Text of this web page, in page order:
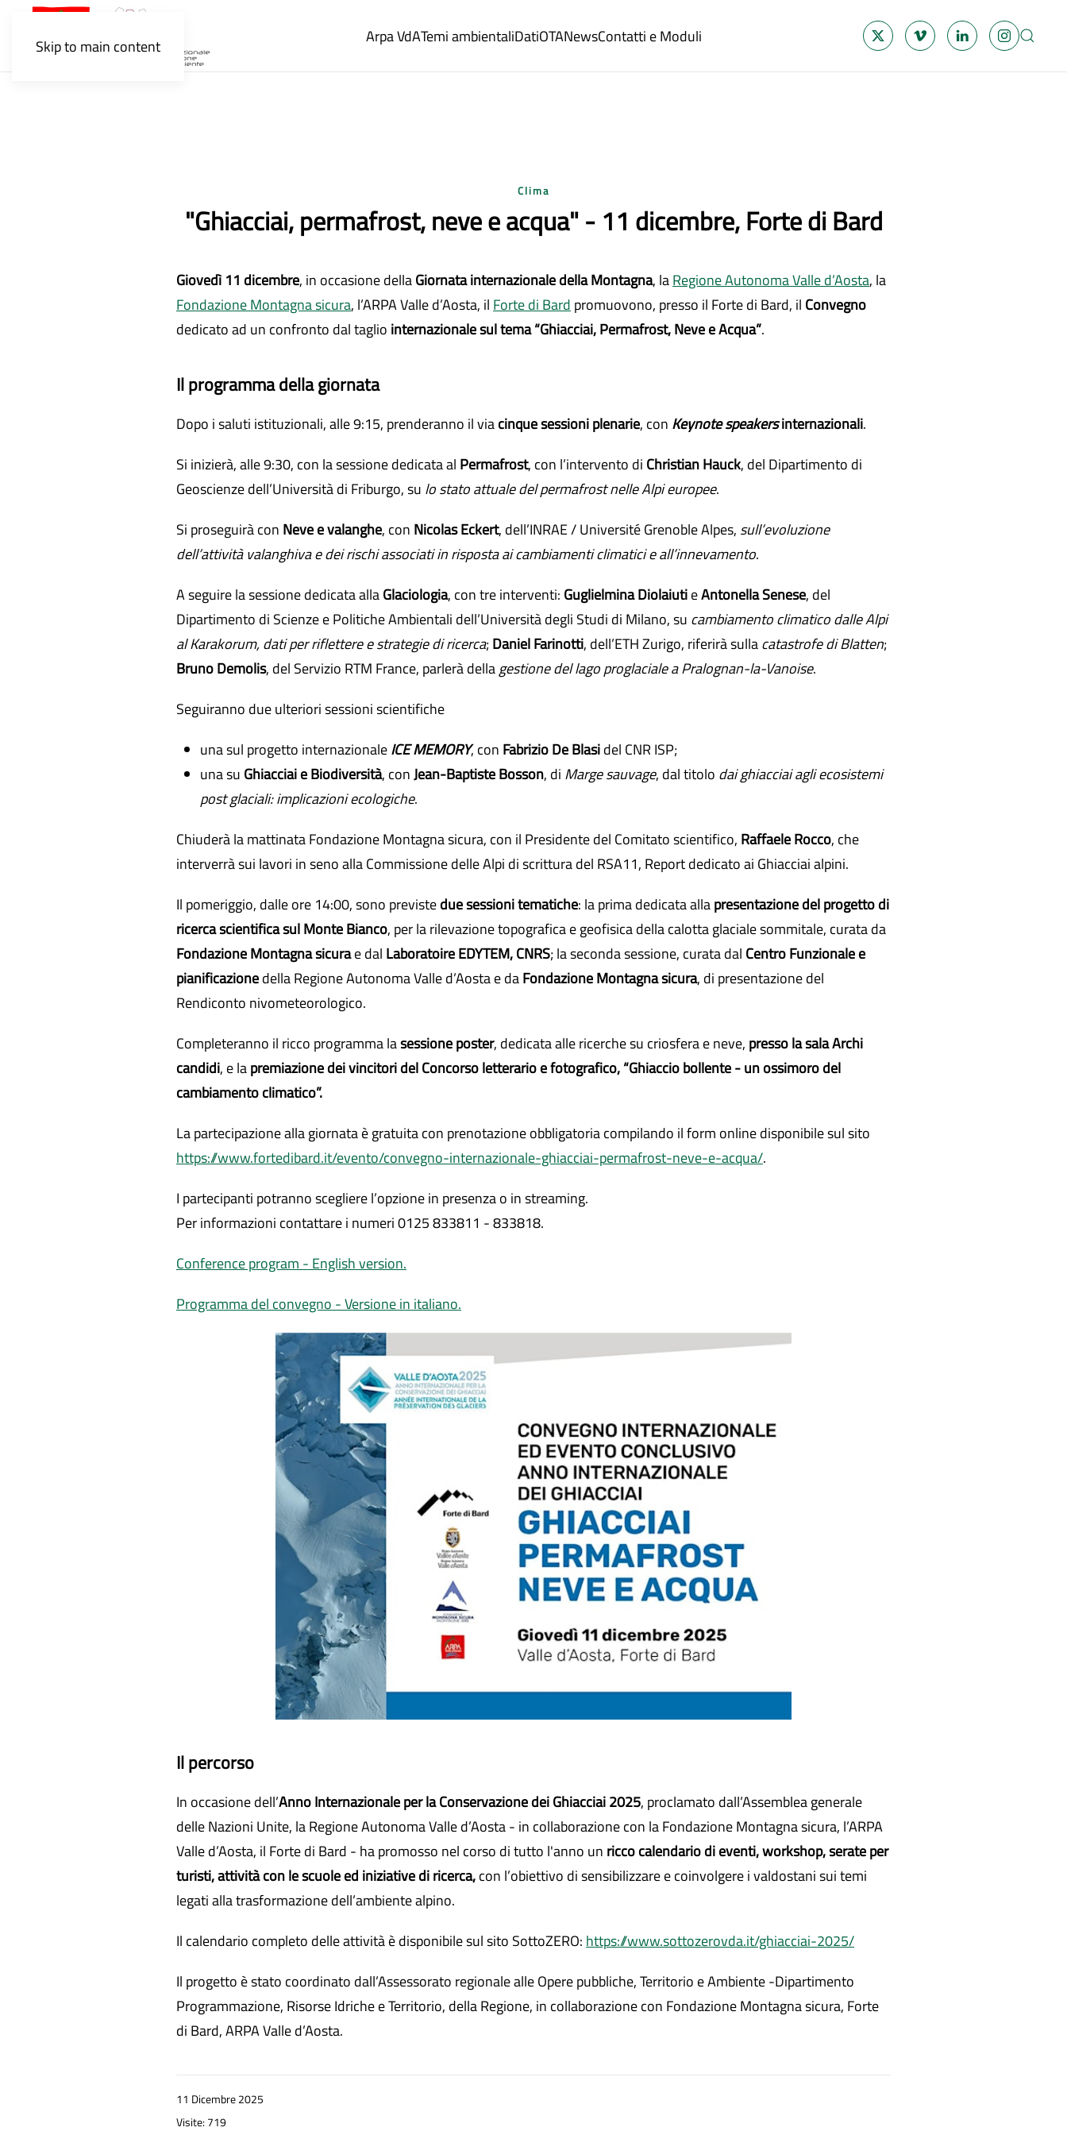
Skip to main content Arpa VdATemi ambientaliDatiOTANewsContatti e Moduli
Clima
"Ghiacciai, permafrost, neve e acqua" - 11 dicembre, Forte di Bard
Giovedì 11 dicembre, in occasione dellaGiornata internazionale della Montagna, laRegione Autonoma Valle d’Aosta, la
Fondazione Montagna sicura, l’ARPA Valle d’Aosta, il Forte di Bard promuovono, presso il Forte di Bard, il Convegno
dedicato ad un confronto dal taglio internazionale sul tema “Ghiacciai, Permafrost, Neve e Acqua”.
Il programma della giornata
Dopo i saluti istituzionali, alle 9:15, prenderanno il viacinque sessioni plenarie, con Keynote speakersinternazionali.
Si inizierà, alle 9:30, con la sessione dedicata al Permafrost, con l’intervento di Christian Hauck, del Dipartimento di
Geoscienze dell’Università di Friburgo, su lo stato attuale del permafrost nelle Alpi europee.
Si proseguirà con Neve e valanghe, con Nicolas Eckert, dell’INRAE / Université Grenoble Alpes, sull’evoluzione
dell’attività valanghiva e dei rischi associati in risposta ai cambiamenti climatici e all’innevamento.
A seguire la sessione dedicata allaGlaciologia, con tre interventi: Guglielmina DiolaiutieAntonella Senese, del
Dipartimento di Scienze e Politiche Ambientali dell’Università degli Studi di Milano, su cambiamento climatico dalle Alpi
al Karakorum, dati per riflettere e strategie di ricerca; Daniel Farinotti, dell’ETH Zurigo, riferirà sullacatastrofe di Blatten;
Bruno Demolis, del Servizio RTM France, parlerà dellagestione del lago proglaciale a Pralognan-la-Vanoise.
Seguiranno due ulteriori sessioni scientifiche
una sul progetto internazionaleICE MEMORY, con Fabrizio De Blasidel CNR ISP;
una su Ghiacciai e Biodiversità, conJean-Baptiste Bosson, di Marge sauvage, dal titolo dai ghiacciai agli ecosistemi
post glaciali: implicazioni ecologiche.
Chiuderà la mattinata Fondazione Montagna sicura, con il Presidente del Comitato scientifico, Raffaele Rocco, che
interverrà sui lavori in seno alla Commissione delle Alpi di scrittura del RSA11, Report dedicato ai Ghiacciai alpini.
Il pomeriggio, dalle ore 14:00, sono previstedue sessioni tematiche: la prima dedicata allapresentazione del progetto di
ricerca scientifica sul Monte Bianco, per la rilevazione topografica e geofisica della calotta glaciale sommitale, curata da
Fondazione Montagna sicurae dal Laboratoire EDYTEM, CNRS; la seconda sessione, curata dal Centro Funzionale e
pianificazionedella Regione Autonoma Valle d’Aosta e daFondazione Montagna sicura, di presentazione del
Rendiconto nivometeorologico.
Completeranno il ricco programma lasessione poster, dedicata alle ricerche su criosfera e neve, presso la sala Archi
candidi, e lapremiazione dei vincitori del Concorso letterario e fotografico, “Ghiaccio bollente - un ossimoro del
cambiamento climatico”.
La partecipazione alla giornata è gratuita con prenotazione obbligatoria compilando il form online disponibile sul sito
https://www.fortedibard.it/evento/convegno-internazionale-ghiacciai-permafrost-neve-e-acqua/.
I partecipanti potranno scegliere l’opzione in presenza o in streaming.
Per informazioni contattare i numeri 0125 833811 - 833818.
Conference program - English version.
Programma del convegno - Versione in italiano.
Il percorso
In occasione dell’Anno Internazionale per la Conservazione dei Ghiacciai 2025, proclamato dall’Assemblea generale
delle Nazioni Unite, la Regione Autonoma Valle d’Aosta - in collaborazione con la Fondazione Montagna sicura, l’ARPA
Valle d’Aosta, il Forte di Bard - ha promosso nel corso di tutto l'anno un ricco calendario di eventi, workshop, serate per
turisti, attività con le scuole ed iniziative di ricerca,con l’obiettivo di sensibilizzare e coinvolgere i valdostani sui temi
legati alla trasformazione dell’ambiente alpino.
Il calendario completo delle attività è disponibile sul sito SottoZERO: https://www.sottozerovda.it/ghiacciai-2025/
Il progetto è stato coordinato dall’Assessorato regionale alle Opere pubbliche, Territorio e Ambiente -Dipartimento
Programmazione, Risorse Idriche e Territorio, della Regione, in collaborazione con Fondazione Montagna sicura, Forte
di Bard, ARPA Valle d’Aosta.
11 Dicembre 2025
Visite: 719